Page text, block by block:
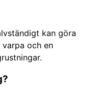
kan göra
varpa och en